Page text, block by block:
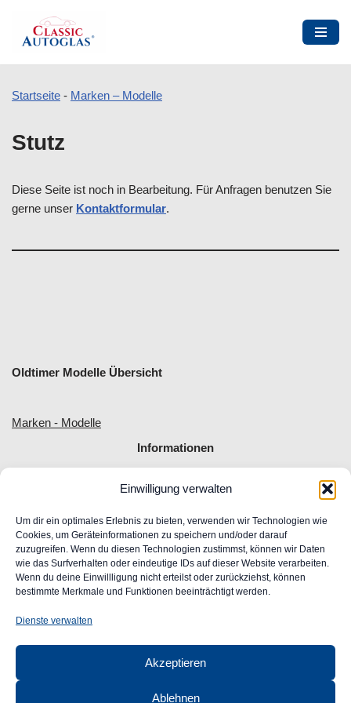
Einwilligung verwalten
Um dir ein optimales Erlebnis zu bieten, verwenden wir Technologien wie
Cookies, um Geräteinformationen zu speichern und/oder darauf
zuzugreifen. Wenn du diesen Technologien zustimmst, können wir Daten
wie das Surfverhalten oder eindeutige IDs auf dieser Website verarbeiten.
Wenn du deine Einwillligung nicht erteilst oder zurückziehst, können
bestimmte Merkmale und Funktionen beeinträchtigt werden.
Dienste verwalten
Akzeptieren
Ablehnen
Inhalt
Startseite - Marken – Modelle
Stutz
Diese Seite ist noch in Bearbeitung. Für Anfragen benutzen Sie
gerne unser Kontaktformular.
Oldtimer Modelle Übersicht
Marken - Modelle
Informationen
Allgemeine Geschäftsbedingungen
Impressum
Widerrufsrecht
Datenschutz
FAQ
Unser Engagement für Barrierefreiheit im Web
Ansprechpartner
CLASSIC AUTOGLAS